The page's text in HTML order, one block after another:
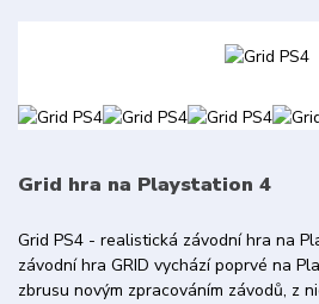
Grid hra na Playstation 4
Grid PS4 - realistická závodní hra na
závodní hra GRID vychází poprvé na
zbrusu novým zpracováním závodů, z